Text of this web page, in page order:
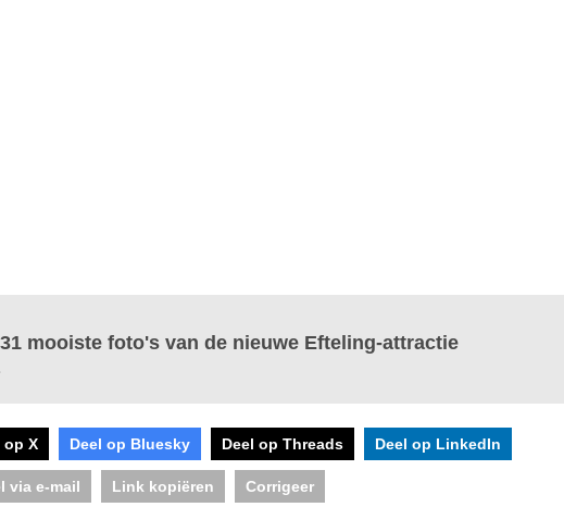
mooiste foto's van de nieuwe Efteling-attractie
op X Deel op Bluesky Deel op Threads Deel op LinkedIn
via e-mail Link kopiëren Corrigeer